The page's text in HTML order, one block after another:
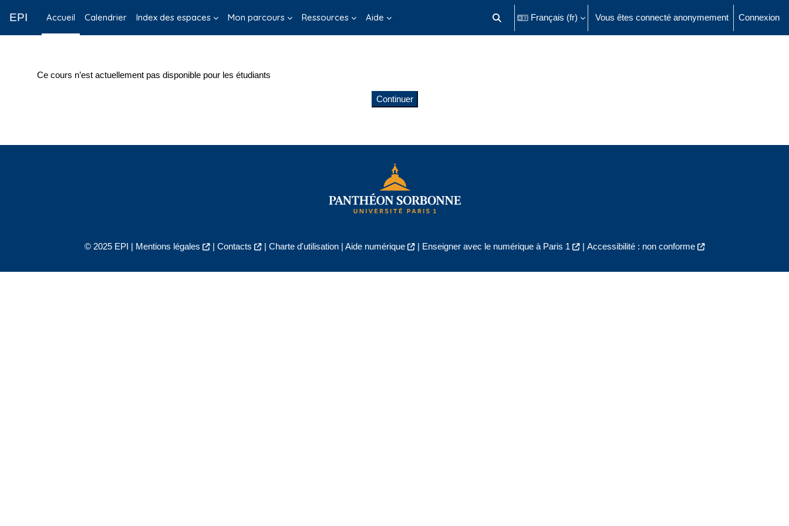
EPI Accueil Calendrier Index des espaces Mon parcours Ressources Aide Activer/désactiver la saisie de recherche
Français ‎(fr)‎ Vous êtes connecté anonymement Connexion
Ce cours n’est actuellement pas disponible pour les étudiants
Continuer
© 2025 EPI | Mentions légales | Contacts | Charte d'utilisation| Aide numérique | Enseigner avec le numérique à Paris 1 | Accessibilité : non conforme